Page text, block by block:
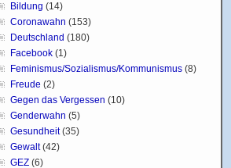
Bildung (14)
Coronawahn (153)
Deutschland (180)
Facebook (1)
Feminismus/Sozialismus/Kommunismus (8)
Freude (2)
Gegen das Vergessen (10)
Genderwahn (5)
Gesundheit(35)
Gewalt(42)
GEZ (6)